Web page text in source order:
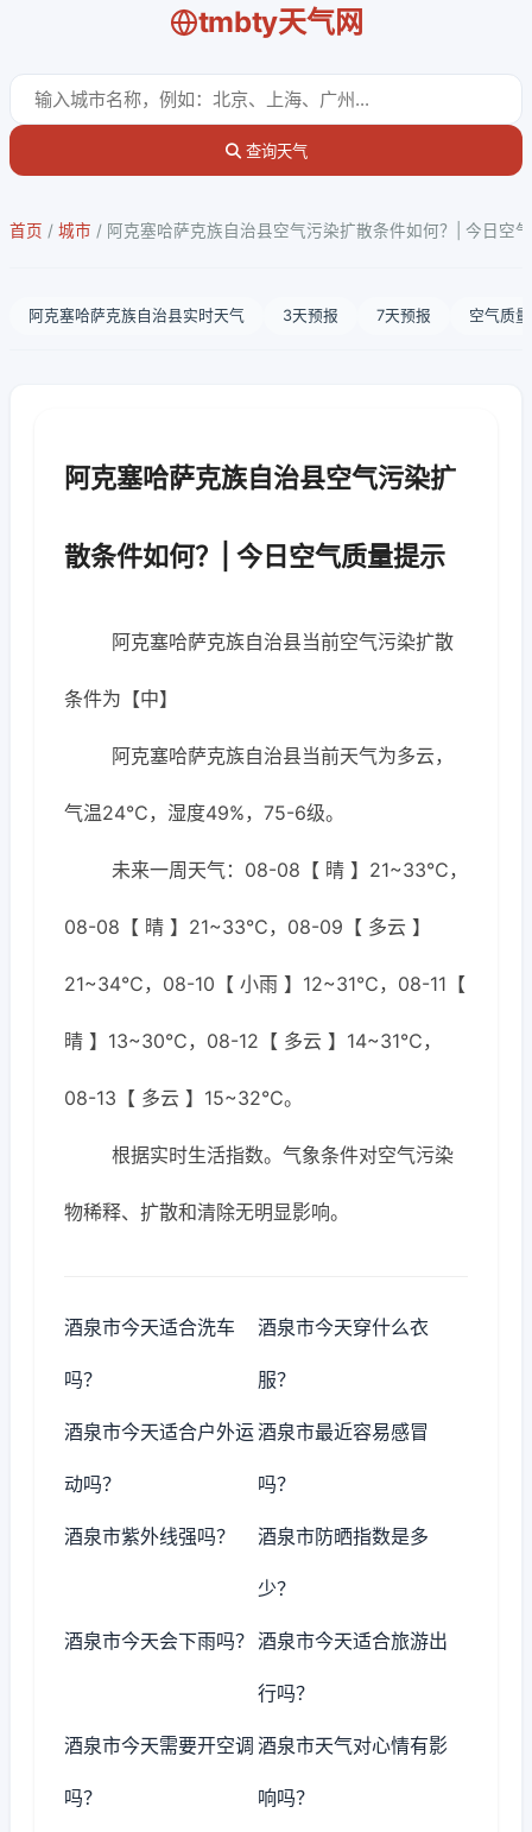
tmbty天气网
查询天气
首页 / 城市 / 阿克塞哈萨克族自治县空气污染扩散条件如何？| 今日空
阿克塞哈萨克族自治县实时天气 3天预报 7天预报 空气质量
阿克塞哈萨克族自治县空气污染扩
散条件如何？| 今日空气质量提示
阿克塞哈萨克族自治县当前空气污染扩散
条件为【中】
阿克塞哈萨克族自治县当前天气为多云，
气温24℃，湿度49%，75-6级。
未来一周天气：08-08【 晴 】21~33℃，
08-08【 晴 】21~33℃，08-09【 多云 】
21~34℃，08-10【 小雨 】12~31℃，08-11【
晴 】13~30℃，08-12【 多云 】14~31℃，
08-13【 多云 】15~32℃。
根据实时生活指数。气象条件对空气污染
物稀释、扩散和清除无明显影响。
酒泉市今天适合洗车
吗？
酒泉市今天穿什么衣
服？
酒泉市今天适合户外运
动吗？
酒泉市最近容易感冒
吗？
酒泉市紫外线强吗？ 酒泉市防晒指数是多
少？
酒泉市今天会下雨吗？ 酒泉市今天适合旅游出
行吗？
酒泉市今天需要开空调
吗？
酒泉市天气对心情有影
响吗？